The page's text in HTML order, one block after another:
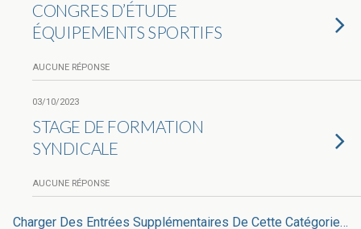
CONGRES D’ÉTUDE
ÉQUIPEMENTS SPORTIFS
AUCUNE RÉPONSE
03/10/2023
STAGE DE FORMATION
SYNDICALE
AUCUNE RÉPONSE
Charger Des Entrées Supplémentaires De Cette Catégorie…